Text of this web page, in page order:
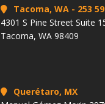
Tacoma, WA - 253
4301 S Pine Street Suite
Tacoma, WA 98409
Querétaro, MX